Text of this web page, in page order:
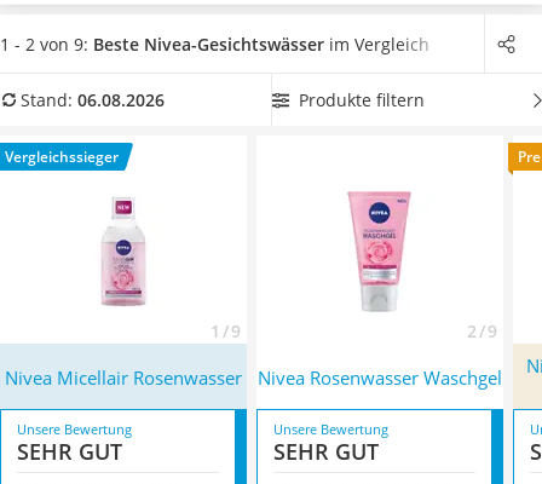
Nackenmassagegerät
Zeckenschutz Katze
Philips-Sonicare-Zahnbürste
Mineralfutter Pferd
Massagegerät
ihre pflegenden Eigenschaften bekannt und werden
zunehmend beliebter. Tests online haben gezeigt, dass es die
Sie jetzt aus unserer Vergleichstabelle ein Nivea-
hat. Überzeugt hat uns hier im August 2026 besonders das
ModellNivea Micellair Rosenwasser
Eigenschaften.
1 - 2 von 9: Beste Nivea-Gesichtswässer im Vergleich
Stand: 06.08.2026 Produkte filtern
Vergleichssieger
1 / 9 2 / 9
Nivea Micellair Rosenwasser Nivea Rosenwasser Waschgel
Unsere Bewertung
SEHR GUT
Unsere Bewertung
SEHR GUT